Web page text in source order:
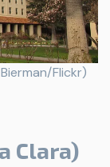
Flickr)
Clara)